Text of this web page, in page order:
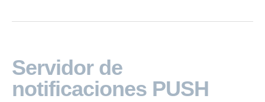
Servidor de
notificaciones PUSH